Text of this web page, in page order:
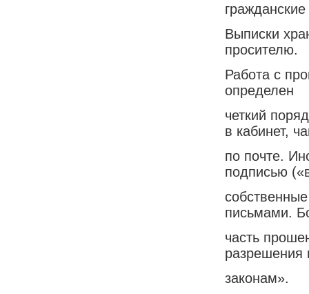
Выписки
просителю.
Работа с
определен
четкий
в кабинет,
по почте.
подписью
письмами.
часть
разрешения
законам».